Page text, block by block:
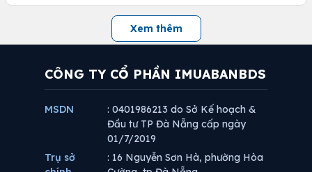
Xem thêm
CÔNG TY CỔ PHẦN IMUABANBDS
MSDN
: 0401986213 do Sở Kế hoạch &
Đầu tư TP Đà Nẵng cấp ngày
01/7/2019
Trụ sở
: 16 Nguyễn Sơn Hà, phường Hòa